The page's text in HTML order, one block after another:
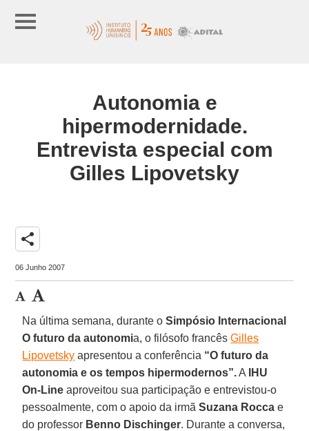
Autonomia e
hipermodernidade.
Entrevista especial com
Gilles Lipovetsky
share
06 Junho 2007
Na última semana, durante oSimpósio Internacional
O futuro da autonomia, o filósofo francêsGilles
Lipovetsky apresentou a conferência “O futuro da
autonomia e os tempos hipermodernos”.A
IHU
On-Line aproveitou sua participação e entrevistou-o
pessoalmente, com o apoio da irmãSuzana Rocca e
do professor Benno Dischinger. Durante a conversa,